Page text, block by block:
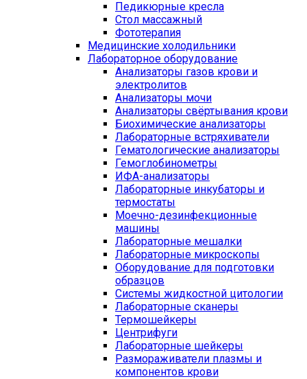
Педикюрные кресла
Стол массажный
Фототерапия
Медицинские холодильники
Лабораторное оборудование
Анализаторы газов крови и
электролитов
Анализаторы мочи
Анализаторы свёртывания крови
Биохимические анализаторы
Лабораторные встряхиватели
Гематологические анализаторы
Гемоглобинометры
ИФА-анализаторы
Лабораторные инкубаторы и
термостаты
Моечно-дезинфекционные
машины
Лабораторные мешалки
Лабораторные микроскопы
Оборудование для подготовки
образцов
Системы жидкостной цитологии
Лабораторные сканеры
Термошейкеры
Центрифуги
Лабораторные шейкеры
Размораживатели плазмы и
компонентов крови